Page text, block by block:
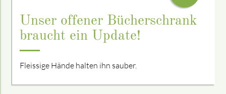
Unser offener Bücherschrank
braucht ein Update!
Fleissige Hände halten ihn sauber.